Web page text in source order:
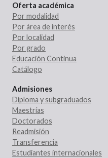
Oferta académica
Por modalidad
Por área de interés
Por localidad
Por grado
Educación Continua
Catálogo
Admisiones
Diploma y subgraduados
Maestrías
Doctorados
Readmisión
Transferencia
Estudiantes internacionales